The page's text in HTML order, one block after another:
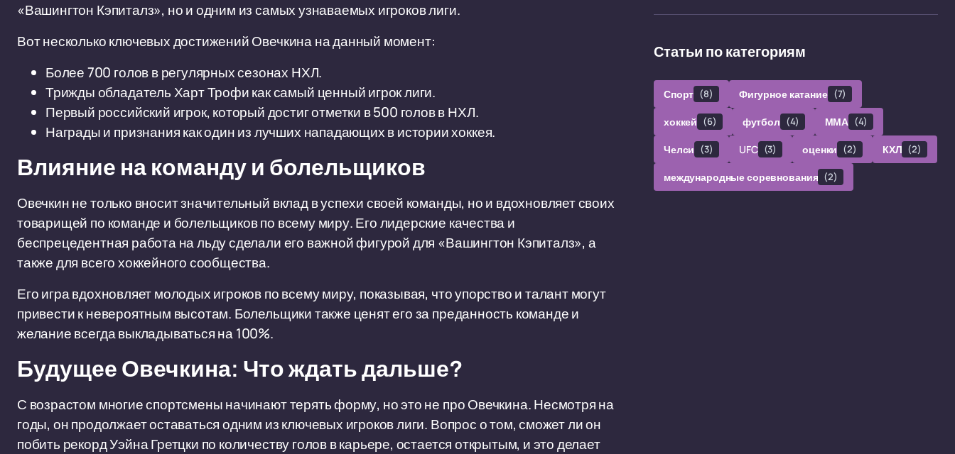
«Вашингтон Кэпиталз», но и одним из самых узнаваемых игроков лиги.
Вот несколько ключевых достижений Овечкина на данный момент:
Более 700 голов в регулярных сезонах НХЛ.
Трижды обладатель Харт Трофи как самый ценный игрок лиги.
Первый российский игрок, который достиг отметки в 500 голов в НХЛ.
Награды и признания как один из лучших нападающих в истории хоккея.
Влияние на команду и болельщиков
Овечкин не только вносит значительный вклад в успехи своей команды, но и вдохновляет своих
товарищей по команде и болельщиков по всему миру. Его лидерские качества и
беспрецедентная работа на льду сделали его важной фигурой для «Вашингтон Кэпиталз», а
также для всего хоккейного сообщества.
Его игра вдохновляет молодых игроков по всему миру, показывая, что упорство и талант могут
привести к невероятным высотам. Болельщики также ценят его за преданность команде и
желание всегда выкладываться на 100%.
Будущее Овечкина: Что ждать дальше?
С возрастом многие спортсмены начинают терять форму, но это не про Овечкина. Несмотря на
годы, он продолжает оставаться одним из ключевых игроков лиги. Вопрос о том, сможет ли он
побить рекорд Уэйна Гретцки по количеству голов в карьере, остается открытым, и это делает
Статьи по категориям
Спорт (8) Фигурное катание (7)
хоккей (6) футбол (4) ММА (4)
Челси (3) UFC (3) оценки (2) КХЛ (2)
международные соревнования (2)